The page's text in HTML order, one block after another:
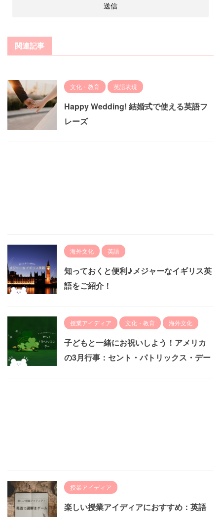
関連記事
文化・教育 英語表現
Happy Wedding! 結婚式で使える英語フ
レーズ
海外文化 英語
知っておくと便利♪メジャーなイギリス英
語をご紹介！
授業アイディア 文化・教育 海外文化
子どもと一緒にお祝いしよう！アメリカ
の3月行事：セント・パトリックス・デー
授業アイディア
楽しい授業アイディアにおすすめ：英語